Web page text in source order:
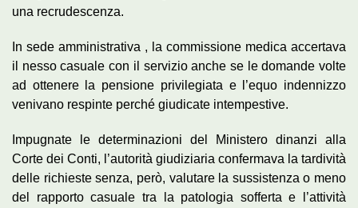
una recrudescenza.
In sede amministrativa , la commissione medica accertava
il nesso casuale con il servizio anche se le domande volte
ad ottenere la pensione privilegiata e l’equo indennizzo
venivano respinte perché giudicate intempestive.
Impugnate le determinazioni del Ministero dinanzi alla
Corte dei Conti, l’autorità giudiziaria confermava la tardività
delle richieste senza, però, valutare la sussistenza o meno
del rapporto casuale tra la patologia sofferta e l’attività